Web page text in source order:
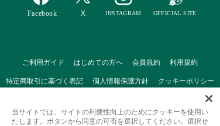
ご利用ガイド はじめての方へ 会員規約 利用規約
特定商取引に基づく表記 個人情報保護方針 クッキーポリシー
当サイトでは、サイトの利便性向上のためにクッキーを使用い
たします。ボタンから同意の可否を選択してください。選択せ